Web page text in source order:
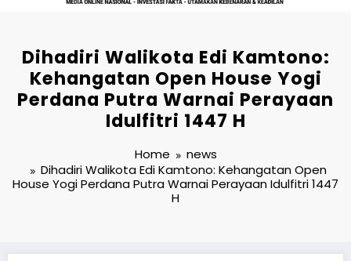
Dihadiri Walikota Edi Kamtono:
Kehangatan Open House Yogi
Perdana Putra Warnai Perayaan
Idulfitri 1447 H
Home
news
Dihadiri Walikota Edi Kamtono: Kehangatan Open
House Yogi Perdana Putra Warnai Perayaan Idulfitri 1447
H